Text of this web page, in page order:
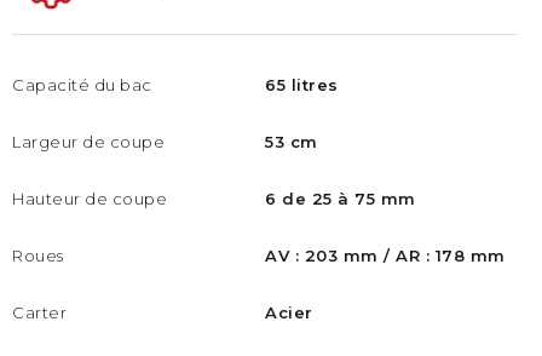
Capacité du bac
Largeur de coupe
Hauteur de coupe ​
Roues
Carter
65 litres
53 cm
6 de 25 à 75 mm
AV : 203 mm / AR : 178 mm
Acier